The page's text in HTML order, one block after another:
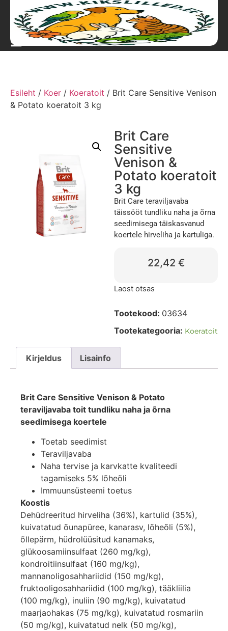
Esileht / Koer / Koeratoit / Brit Care Sensitive Venison
& Potato koeratoit 3 kg
Brit Care
Sensitive
Venison &
Potato koeratoit
3 kg
Brit Care teraviljavaba
täissööt tundliku naha ja õrna
seedimisega täiskasvanud
koertele hirveliha ja kartuliga.
22,42 €
Laost otsas
Tootekood: 03634
Tootekategooria: Koeratoit
Kirjeldus Lisainfo
Brit Care Sensitive Venison & Potato
teraviljavaba toit tundliku naha ja õrna
seedimisega koertele
Toetab seedimist
Teraviljavaba
Naha tervise ja karvkatte kvaliteedi
tagamiseks 5% lõheõli
Immuunsüsteemi toetus
Koostis
Dehüdreeritud hirveliha (36%), kartulid (35%),
kuivatatud õunapüree, kanarasv, lõheõli (5%),
õllepärm, hüdrolüüsitud kanamaks,
glükoosamiinsulfaat (260 mg/kg),
kondroitiinsulfaat (160 mg/kg),
mannanoligosahhariidid (150 mg/kg),
fruktooligosahhariidid (100 mg/kg), tääkliilia
(100 mg/kg), inuliin (90 mg/kg), kuivatatud
maarjaohakas (75 mg/kg), kuivatatud rosmariin
(50 mg/kg), kuivatatud nelk (50 mg/kg),